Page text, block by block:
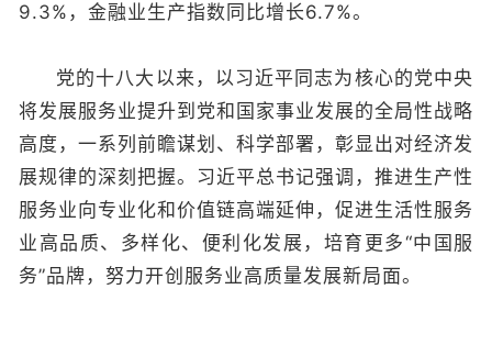
9.3%，金融业生产指数同比增长6.7%。
党的十八大以来，以习近平同志为核心的党中央
将发展服务业提升到党和国家事业发展的全局性战略
高度，一系列前瞻谋划、科学部署，彰显出对经济发
展规律的深刻把握。习近平总书记强调，推进生产性
服务业向专业化和价值链高端延伸，促进生活性服务
业高品质、多样化、便利化发展，培育更多“中国服
务”品牌，努力开创服务业高质量发展新局面。